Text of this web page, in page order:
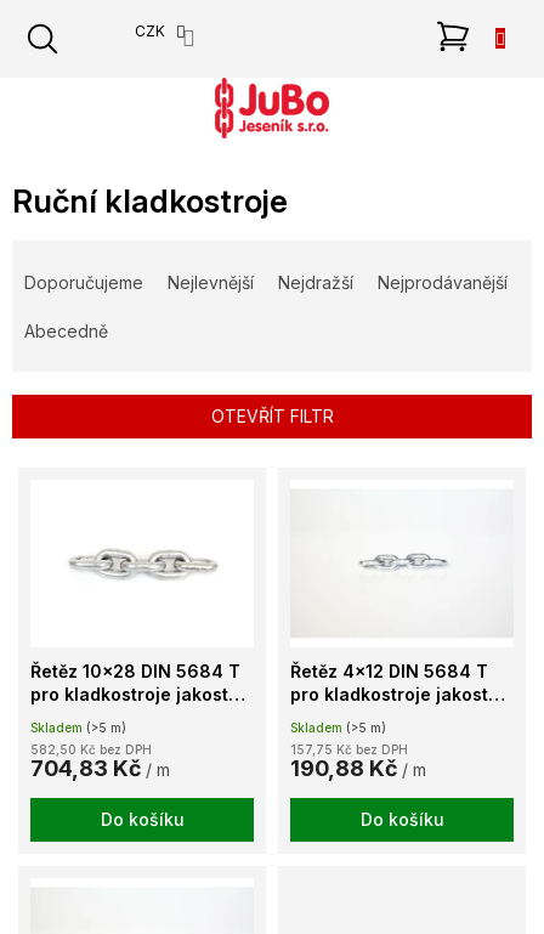
obsah
CZK
Ruční kladkostroje
e
r
Doporučujeme Nejlevnější Nejdražší Nejprodávanější
Abecedně
OTEVŘÍT FILTR
Řetěz 10x28 DIN 5684 T
pro kladkostroje jakost
80 galvanicky
pozinkovaný
Skladem (>5 m)
582,50 Kč bez DPH
704,83 Kč / m
Do košíku
Řetěz 4x12 DIN 5684 T
pro kladkostroje jakost
80 galvanicky
pozinkovaný
Skladem (>5 m)
157,75 Kč bez DPH
190,88 Kč / m
Do košíku